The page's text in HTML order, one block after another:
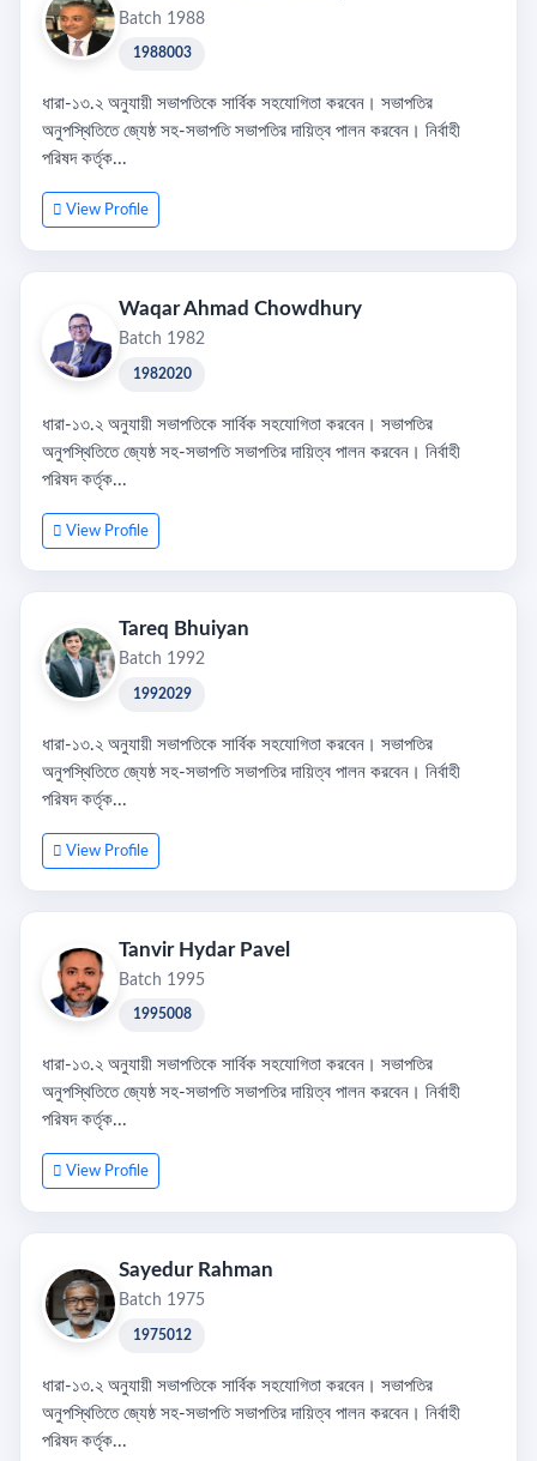
Batch 1988
1988003
ধারা-১৩.২ অনুযায়ী সভাপতিকে সার্বিক সহযোগিতা করবেন। সভাপতির
অনুপস্থিতিতে জ্যেষ্ঠ সহ-সভাপতি সভাপতির দায়িত্ব পালন করবেন। নির্বাহী
পরিষদ কর্তৃক...
View Profile
Waqar Ahmad Chowdhury
Batch 1982
1982020
ধারা-১৩.২ অনুযায়ী সভাপতিকে সার্বিক সহযোগিতা করবেন। সভাপতির
অনুপস্থিতিতে জ্যেষ্ঠ সহ-সভাপতি সভাপতির দায়িত্ব পালন করবেন। নির্বাহী
পরিষদ কর্তৃক...
View Profile
Tareq Bhuiyan
Batch 1992
1992029
ধারা-১৩.২ অনুযায়ী সভাপতিকে সার্বিক সহযোগিতা করবেন। সভাপতির
অনুপস্থিতিতে জ্যেষ্ঠ সহ-সভাপতি সভাপতির দায়িত্ব পালন করবেন। নির্বাহী
পরিষদ কর্তৃক...
View Profile
Tanvir Hydar Pavel
Batch 1995
1995008
ধারা-১৩.২ অনুযায়ী সভাপতিকে সার্বিক সহযোগিতা করবেন। সভাপতির
অনুপস্থিতিতে জ্যেষ্ঠ সহ-সভাপতি সভাপতির দায়িত্ব পালন করবেন। নির্বাহী
পরিষদ কর্তৃক...
View Profile
Sayedur Rahman
Batch 1975
1975012
ধারা-১৩.২ অনুযায়ী সভাপতিকে সার্বিক সহযোগিতা করবেন। সভাপতির
অনুপস্থিতিতে জ্যেষ্ঠ সহ-সভাপতি সভাপতির দায়িত্ব পালন করবেন। নির্বাহী
পরিষদ কর্তৃক...